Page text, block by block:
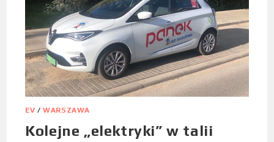
EV /WARSZAWA
Kolejne „elektryki” w talii